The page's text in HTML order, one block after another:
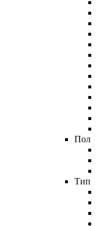
Пол
Тип